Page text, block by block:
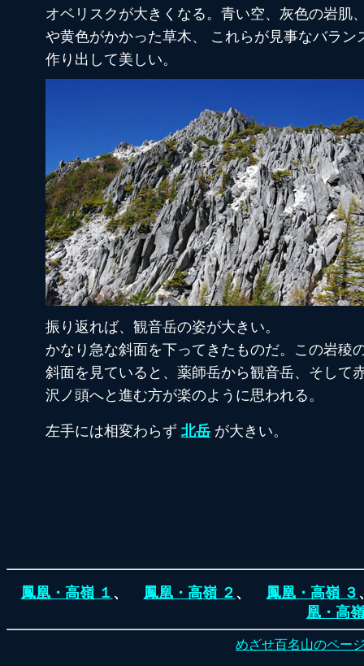
オベリスクが大きくなる。青い空、灰色の岩肌
や黄色がかかった草木、 これらが見事なバラン
作り出して美しい。
振り返れば、観音岳の姿が大きい。
かなり急な斜面を下ってきたものだ。この岩稜
斜面を見ていると、薬師岳から観音岳、そして
沢ノ頭へと進む方が楽のように思われる。
左手には相変わらず 北岳 が大きい。
鳳凰・高嶺 １ 、 鳳凰・高嶺 ２ 、 鳳凰・高嶺 ３
凰・高
めざせ百名山のペー